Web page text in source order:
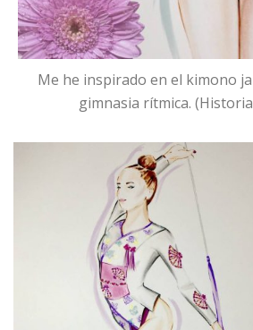
Me he inspirado en el kimono
gimnasia rítmica.